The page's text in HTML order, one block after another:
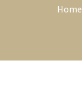
Home